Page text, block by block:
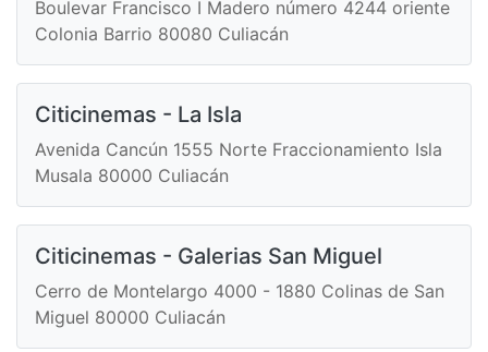
Boulevar Francisco I Madero número 4244 oriente
Colonia Barrio 80080 Culiacán
Citicinemas - La Isla
Avenida Cancún 1555 Norte Fraccionamiento Isla
Musala 80000 Culiacán
Citicinemas - Galerias San Miguel
Cerro de Montelargo 4000 - 1880 Colinas de San
Miguel 80000 Culiacán